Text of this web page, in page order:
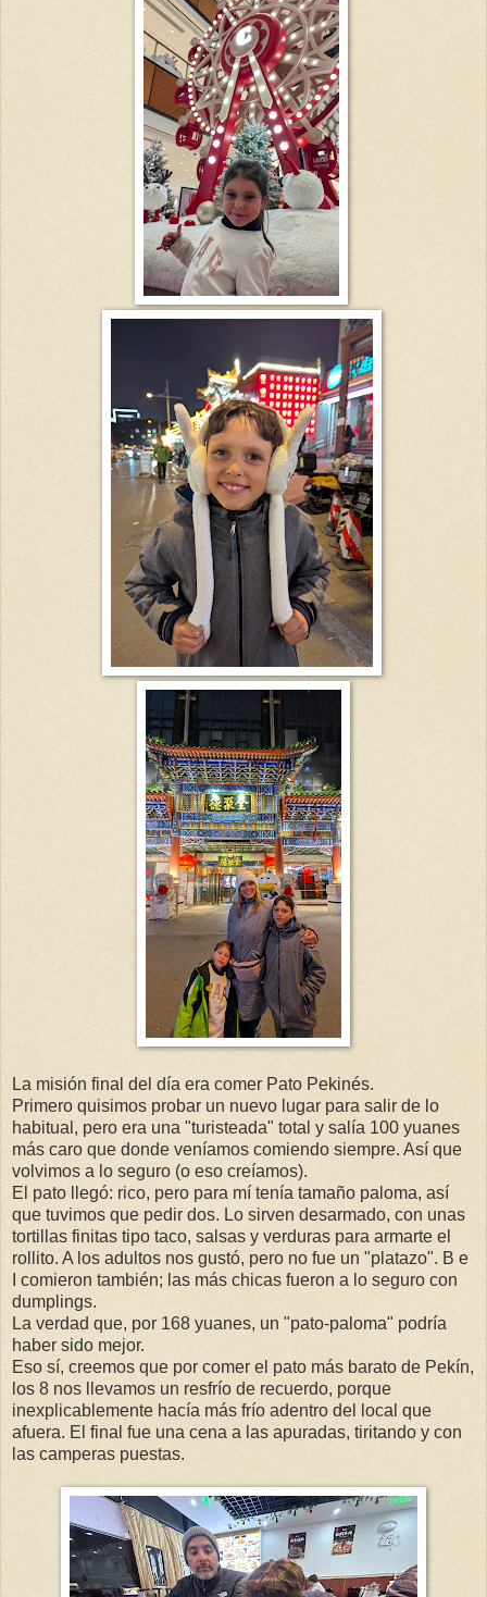
La misión final del día era comer Pato Pekinés.
Primero quisimos probar un nuevo lugar para salir de lo
habitual, pero era una "turisteada" total y salía 100 yuanes
más caro que donde veníamos comiendo siempre. Así que
volvimos a lo seguro (o eso creíamos).
El pato llegó: rico, pero para mí tenía tamaño paloma, así
que tuvimos que pedir dos. Lo sirven desarmado, con unas
tortillas finitas tipo taco, salsas y verduras para armarte el
rollito. A los adultos nos gustó, pero no fue un "platazo". B e
I comieron también; las más chicas fueron a lo seguro con
dumplings.
La verdad que, por 168 yuanes, un "pato-paloma" podría
haber sido mejor.
Eso sí, creemos que por comer el pato más barato de Pekín,
los 8 nos llevamos un resfrío de recuerdo, porque
inexplicablemente hacía más frío adentro del local que
afuera. El final fue una cena a las apuradas, tiritando y con
las camperas puestas.